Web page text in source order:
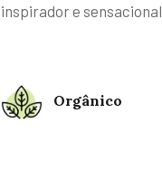
inspirador e sensacional.
Orgânico